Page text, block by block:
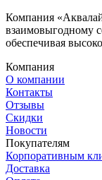
Компания
взаимовыгодному
обеспечивая
Компания
О компании
Контакты
Отзывы
Скидки
Новости
Покупателям
Корпоративным
Доставка